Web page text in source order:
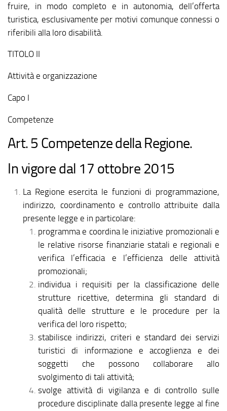
fruire, in modo completo e in autonomia, dell’offerta
turistica, esclusivamente per motivi comunque connessi o
riferibili alla loro disabilità.
TITOLO II
Attività e organizzazione
Capo I
Competenze
Art. 5 Competenze della Regione.
In vigore dal 17 ottobre 2015
La Regione esercita le funzioni di programmazione,
indirizzo, coordinamento e controllo attribuite dalla
presente legge e in particolare:
programma e coordina le iniziative promozionali e
le relative risorse finanziarie statali e regionali e
verifica l’efficacia e l’efficienza delle attività
promozionali;
individua i requisiti per la classificazione delle
strutture ricettive, determina gli standard di
qualità delle strutture e le procedure per la
verifica del loro rispetto;
stabilisce indirizzi, criteri e standard dei servizi
turistici di informazione e accoglienza e dei
soggetti che possono collaborare allo
svolgimento di tali attività;
svolge attività di vigilanza e di controllo sulle
procedure disciplinate dalla presente legge al fine